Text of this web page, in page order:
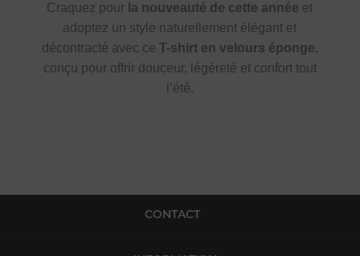
Craquez pour la nouveauté de cette année et
adoptez un style naturellement élégant et
décontracté avec ce T-shirt en velours éponge,
conçu pour offrir douceur, légèreté et confort tout
l’été.
CONTACT